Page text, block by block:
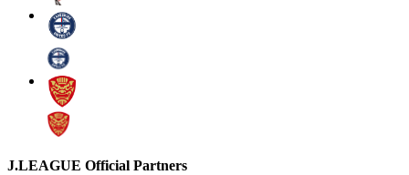
J.LEAGUE Official Partners